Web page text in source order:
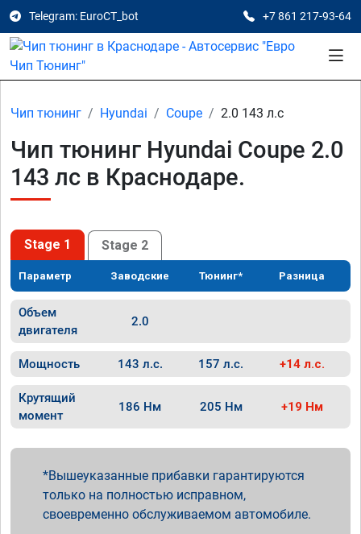
Telegram: EuroCT_bot +7 861 217-93-64
Чип тюнинг Hyundai Coupe 2.0 143 л.с
Чип тюнинг Hyundai Coupe 2.0
143 лс в Краснодаре.
Stage 1 Stage 2
Параметр Заводские Тюнинг* Разница
Объем
двигателя
2.0
Мощность 143 л.с. 157 л.с. +14 л.с.
Крутящий
момент
186 Нм 205 Нм +19 Нм
Вышеуказанные прибавки гарантируются
только на полностью исправном,
своевременно обслуживаемом автомобиле.